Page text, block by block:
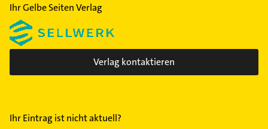
Ihr Gelbe Seiten Verlag
Verlag kontaktieren
Ihr Eintrag ist nicht aktuell?